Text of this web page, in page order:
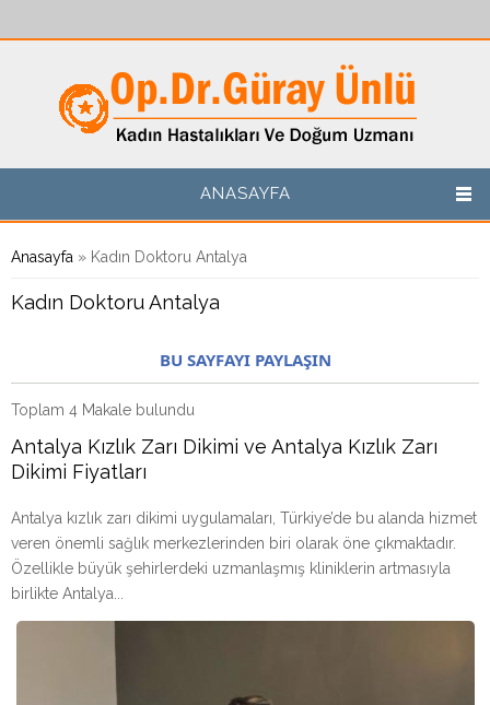
ANASAYFA
Buradasınız
Anasayfa » Kadın Doktoru Antalya
Kadın Doktoru Antalya
BU SAYFAYI PAYLAŞIN
Toplam 4 Makale bulundu
Antalya Kızlık Zarı Dikimi ve Antalya Kızlık Zarı
Dikimi Fiyatları
Antalya kızlık zarı dikimi uygulamaları, Türkiye’de bu alanda hizmet
veren önemli sağlık merkezlerinden biri olarak öne çıkmaktadır.
Özellikle büyük şehirlerdeki uzmanlaşmış kliniklerin artmasıyla
birlikte Antalya...